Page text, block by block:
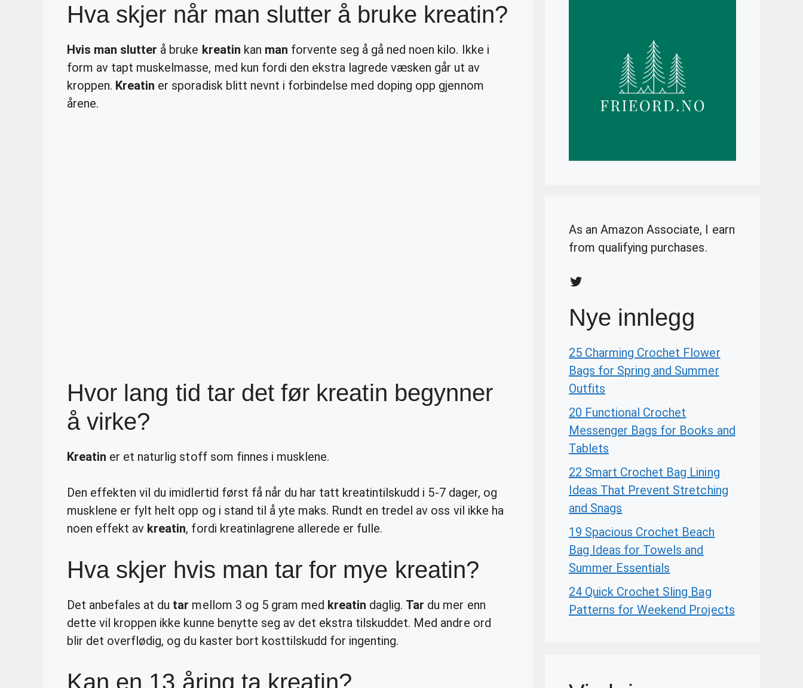
Hva skjer når man slutter å bruke kreatin?
Hvis man slutter å bruke kreatin kan man forvente seg å gå ned noen kilo. Ikke i
form av tapt muskelmasse, med kun fordi den ekstra lagrede væsken går ut av
kroppen. Kreatin er sporadisk blitt nevnt i forbindelse med doping opp gjennom
årene.
Hvor lang tid tar det før kreatin begynner
å virke?
Kreatin er et naturlig stoff som finnes i musklene.
Den effekten vil du imidlertid først få når du har tatt kreatintilskudd i 5-7 dager, og
musklene er fylt helt opp og i stand til å yte maks. Rundt en tredel av oss vil ikke ha
noen effekt av kreatin, fordi kreatinlagrene allerede er fulle.
Hva skjer hvis man tar for mye kreatin?
Det anbefales at du tar mellom 3 og 5 gram med kreatin daglig. Tar du mer enn
dette vil kroppen ikke kunne benytte seg av det ekstra tilskuddet. Med andre ord
blir det overflødig, og du kaster bort kosttilskudd for ingenting.
Kan en 13 åring ta kreatin?
As an Amazon Associate, I earn
from qualifying purchases.
Twitter
Nye innlegg
25 Charming Crochet Flower
Bags for Spring and Summer
Outfits
20 Functional Crochet
Messenger Bags for Books and
Tablets
22 Smart Crochet Bag Lining
Ideas That Prevent Stretching
and Snags
19 Spacious Crochet Beach
Bag Ideas for Towels and
Summer Essentials
24 Quick Crochet Sling Bag
Patterns for Weekend Projects